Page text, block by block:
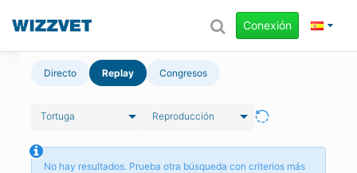
Conexión
Directo Replay Congresos
Tortuga Reproducción
No hay resultados. Prueba otra búsqueda con criterios más